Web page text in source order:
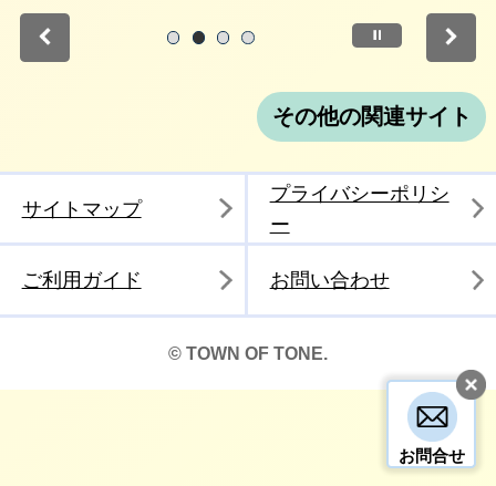
お問合せ
停止
その他の関連サイト
サイトマップ
プライバシーポリシ
ー
ご利用ガイド お問い合わせ
© TOWN OF TONE.